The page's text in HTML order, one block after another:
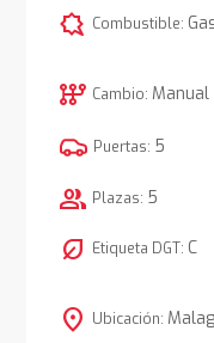
comic_bubble Combustible:
auto_transmission Cambio: Manual
Puertas: 5
group Plazas: 5
nest_eco_leaf Etiqueta DGT: C
location_on Ubicación: